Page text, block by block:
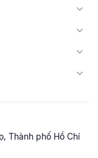
Thành phố Hồ Chí